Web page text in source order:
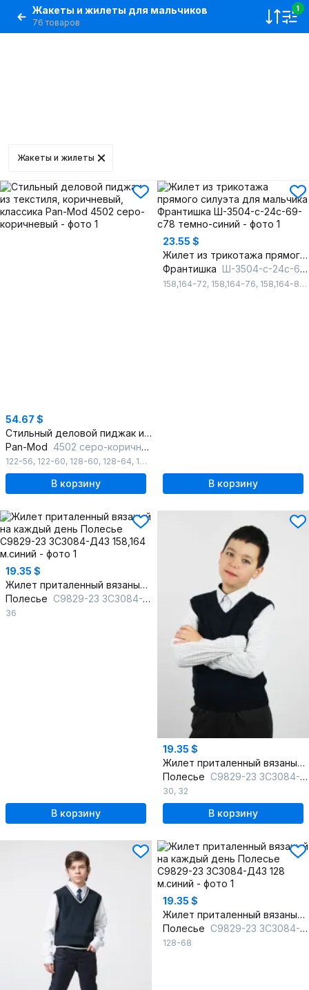
Жакеты и жилеты для мальчиков
76 товаров
1
Жакеты и жилеты
54.67 $
Стильный деловой пиджак из текстиля, коричневый, классика
Pan-Mod 4502 серо-коричневый
122-56, 122-60, 128-60, 128-64, 134-64
В корзину
23.55 $
Жилет из трикотажа прямого силуэта для мальчика
Франтишка Ш-3504-с-24с-69-с78 темно-синий
158,164-72, 158,164-76, 158,164-80 ,
В корзину
19.35 $
Жилет приталенный вязаный на каждый день
Полесье С9829-23 3С3084-Д43 158,164 м.синий
36
В корзину
19.35 $
Жилет приталенный вязаный на каждый день
Полесье С9829-23 3С3084-Д43 122,128 м.синий
30, 32
В корзину
19.35 $
Жилет приталенный вязаный на каждый день
Полесье С9829-23 3С3084-Д43 128 м.синий
128-68